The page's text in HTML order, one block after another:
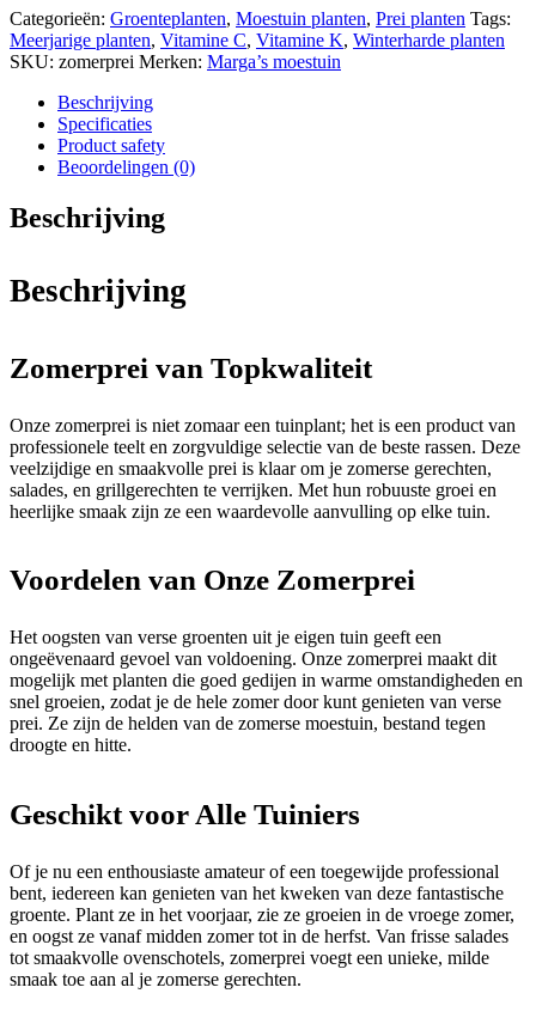
Categorieën: Groenteplanten, Moestuin planten, Prei planten Tags:
Meerjarige planten, Vitamine C, Vitamine K, Winterharde planten
SKU: zomerprei Merken: Marga’s moestuin
Beschrijving
Specificaties
Product safety
Beoordelingen (0)
Beschrijving
Beschrijving
Zomerprei van Topkwaliteit
Onze zomerprei is niet zomaar een tuinplant; het is een product van
professionele teelt en zorgvuldige selectie van de beste rassen. Deze
veelzijdige en smaakvolle prei is klaar om je zomerse gerechten,
salades, en grillgerechten te verrijken. Met hun robuuste groei en
heerlijke smaak zijn ze een waardevolle aanvulling op elke tuin.
Voordelen van Onze Zomerprei
Het oogsten van verse groenten uit je eigen tuin geeft een
ongeëvenaard gevoel van voldoening. Onze zomerprei maakt dit
mogelijk met planten die goed gedijen in warme omstandigheden en
snel groeien, zodat je de hele zomer door kunt genieten van verse
prei. Ze zijn de helden van de zomerse moestuin, bestand tegen
droogte en hitte.
Geschikt voor Alle Tuiniers
Of je nu een enthousiaste amateur of een toegewijde professional
bent, iedereen kan genieten van het kweken van deze fantastische
groente. Plant ze in het voorjaar, zie ze groeien in de vroege zomer,
en oogst ze vanaf midden zomer tot in de herfst. Van frisse salades
tot smaakvolle ovenschotels, zomerprei voegt een unieke, milde
smaak toe aan al je zomerse gerechten.